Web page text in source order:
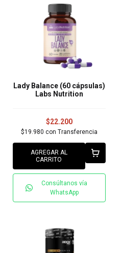
Lady Balance (60 cápsulas)
Labs Nutrition
$22.200
$19.980 con Transferencia
AGREGAR AL
CARRITO
Consúltanos vía
WhatsApp